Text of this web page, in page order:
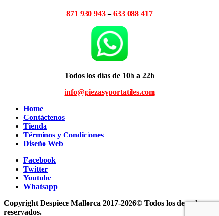
871 930 943–633 088 417
Todos los días de 10h a 22h
info@piezasyportatiles.com
Home
Contáctenos
Tienda
Términos y Condiciones
Diseño Web
Facebook
Twitter
Youtube
Whatsapp
Copyright Despiece Mallorca 2017-2026© Todos los derechos
reservados.